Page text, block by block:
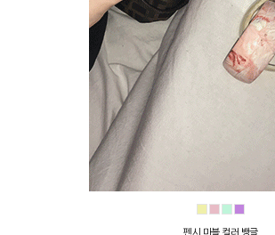
펜시 마블 컬러 뱅글